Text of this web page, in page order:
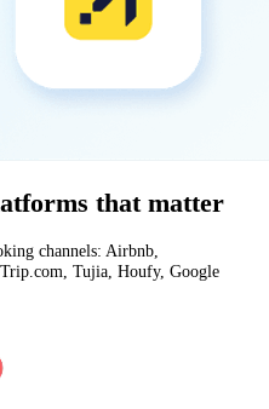
that matter
channels: Airbnb,
Tujia, Houfy, Google